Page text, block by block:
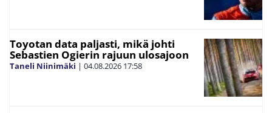
Toyotan data paljasti, mikä johti
Sebastien Ogierin rajuun ulosajoon
Taneli Niinimäki | 04.08.2026 17:58